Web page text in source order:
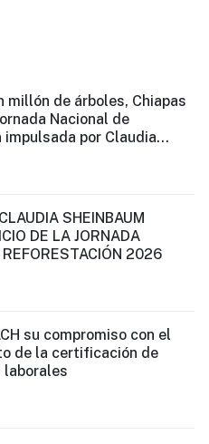
millón de árboles, Chiapas
Nacional de
por Claudia
SHEINBAUM
DE LA JORNADA
REFORESTACIÓN 2026
su compromiso con el
de la certificación de
laborales